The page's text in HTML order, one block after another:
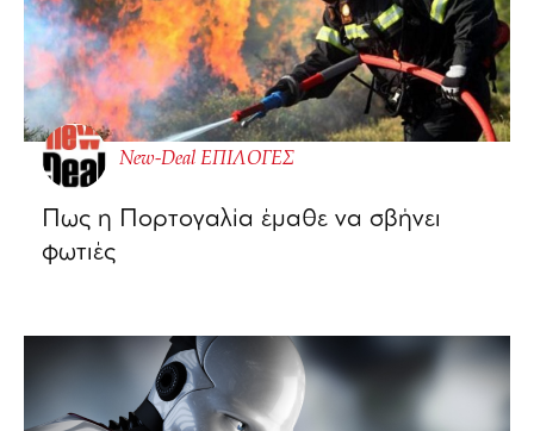
New-Deal ΕΠΙΛΟΓΕΣ
Πως η Πορτογαλία έμαθε να σβήνει
φωτιές